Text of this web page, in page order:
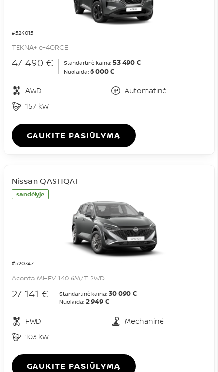
#524015
TEKNA+ e-4ORCE
47 490 € Standartinė kaina: 53 490 €
Nuolaida: 6 000 €
AWD
Automatinė
157 kW
GAUKITE PASIŪLYMĄ
sandėlyje
#520747
Nissan QASHQAI
Acenta MHEV 140 6M/T 2WD
27 141 € Standartinė kaina: 30 090 €
Nuolaida: 2 949 €
FWD
Mechaninė
103 kW
GAUKITE PASIŪLYMĄ